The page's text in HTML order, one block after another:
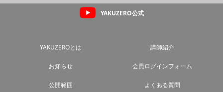
YAKUZERO公式
YAKUZEROとは 講師紹介
お知らせ 会員ログインフォーム
公開範囲 よくある質問